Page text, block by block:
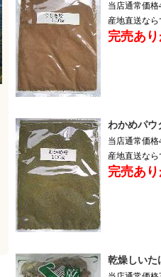
当店通常価格
産地直送な
完売あ
わかめパウ
当店通常価格
産地直送な
完売あ
乾燥しいた